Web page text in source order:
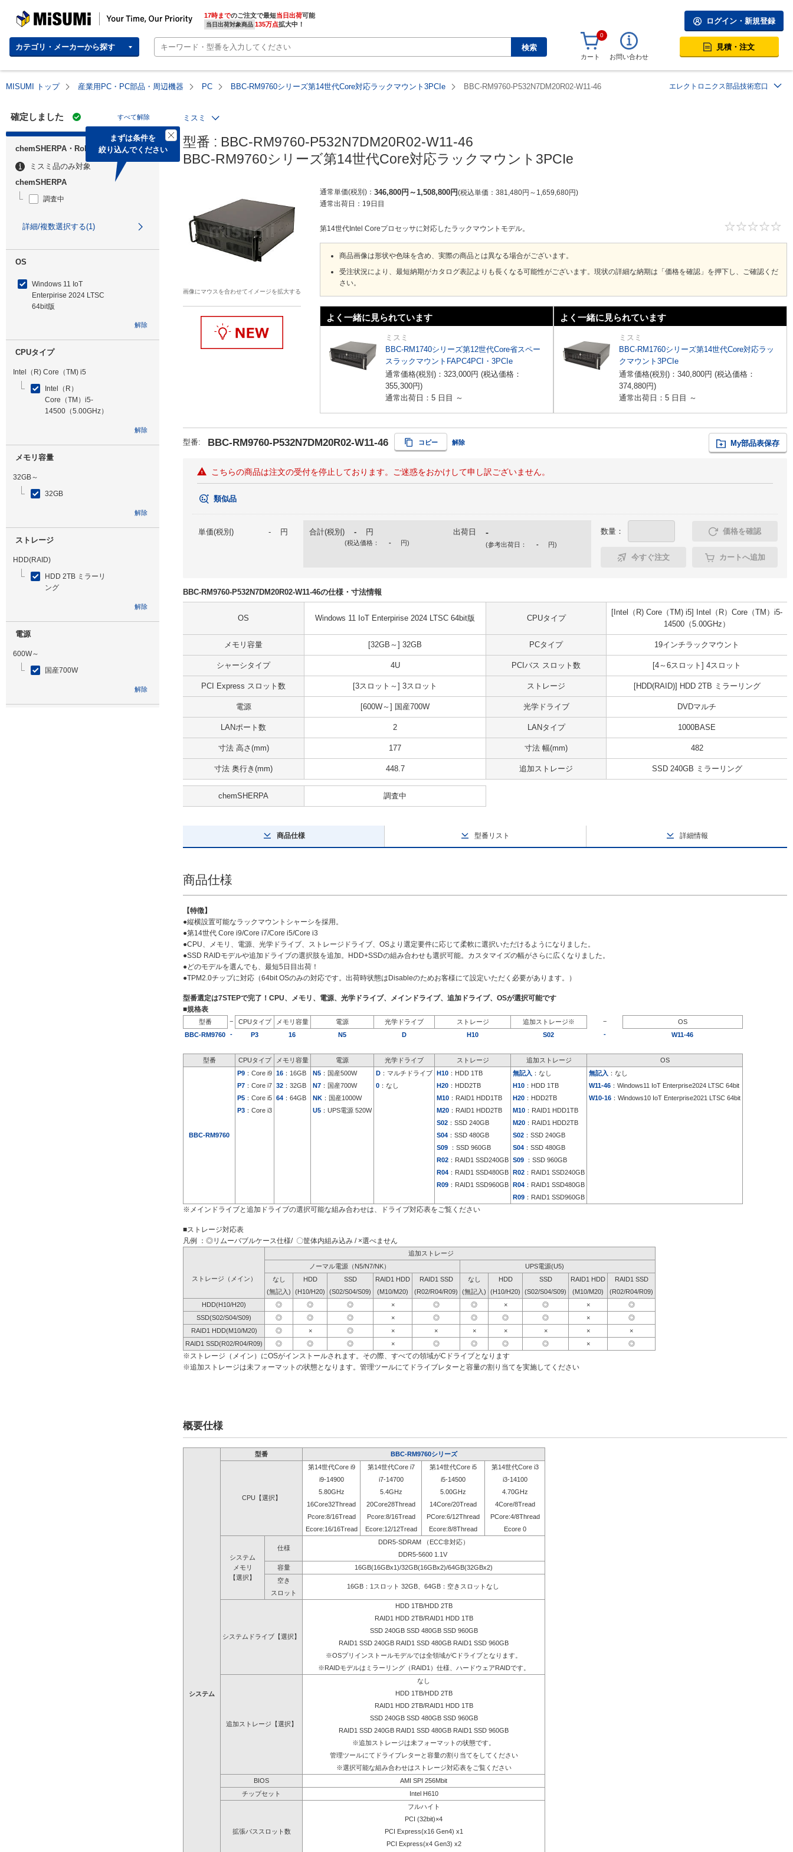
MISUMI | Your Time, Our Priority 17時までのご注文で最短当日出荷
当日出荷対象商品 135万点拡大中！
カテゴリ・メーカーから探す 検索
ログイン・新規登録
0
カート お問い合わせ
見積・注文
MISUMI トップ 産業用PC・PC部品・周辺機器 PC BBC-RM9760シリーズ第14世代Core対応ラックマウント3PCIe BBC-RM9760-P532N7DM20R02-W11-46 エレクトロニクス部品技術窓口
確定しました すべて解除
まずは条件を
絞り込んでください
chemSHERPA・RoHS
ミスミ品のみ対象
chemSHERPA
調査中
詳細/複数選択する(1)
OS
Windows 11 IoT
Enterpirise 2024 LTSC
64bit版
解除
CPUタイプ
Intel（R) Core（TM) i5
Intel（R）
Core（TM）i5-
14500（5.00GHz）
解除
メモリ容量
32GB～
32GB
解除
ストレージ
HDD(RAID)
HDD 2TB ミラーリ
ング
解除
電源
600W～
国産700W
解除
ミスミ
型番 : BBC-RM9760-P532N7DM20R02-W11-46
BBC-RM9760シリーズ第14世代Core対応ラックマウント3PCIe
画像にマウスを合わせてイメージを拡大する
通常単価(税別) 346,800円 ～1,508,800円 税込単価 381,480円 ～ 1,659,680円
通常出荷日： 19日目
第14世代Intel Coreプロセッサに対応したラックマウントモデル。
商品画像は形状や色味を含め、実際の商品とは異なる場合がございます。
受注状況により、最短納期がカタログ表記よりも長くなる可能性がございます。現状の詳細な納期は「価格を確認」を押下し、ご確認くだ
さい。
よく一緒に見られています
ミスミ
BBC-RM1740シリーズ第12世代Core省スペー
スラックマウントFAPC4PCI・3PCIe
通常価格(税別)： 323,000円 (税込価格：
355,300円)
通常出荷日：5 日目 ～
よく一緒に見られています
ミスミ
BBC-RM1760シリーズ第14世代Core対応ラッ
クマウント3PCIe
通常価格(税別)： 340,800円 (税込価格：
374,880円)
通常出荷日：5 日目 ～
型番: BBC-RM9760-P532N7DM20R02-W11-46 コピー 解除 My部品表保存
こちらの商品は注文の受付を停止しております。ご迷惑をおかけして申し訳ございません。
類似品
単価(税別) - 円 合計(税別) - 円
(税込価格： - 円)
出荷日 -
(参考出荷日： - 円)
数量： 価格を確認
今すぐ注文 カートへ追加
BBC-RM9760-P532N7DM20R02-W11-46の仕様・寸法情報
OS Windows 11 IoT Enterpirise 2024 LTSC 64bit版 CPUタイプ
[Intel（R) Core（TM) i5] Intel（R）Core（TM）i5-
14500（5.00GHz）
メモリ容量 [32GB～] 32GB PCタイプ 19インチラックマウント
シャーシタイプ 4U PCIバス スロット数 [4～6スロット] 4スロット
PCI Express スロット数 [3スロット～] 3スロット ストレージ [HDD(RAID)] HDD 2TB ミラーリング
電源 [600W～] 国産700W 光学ドライブ DVDマルチ
LANポート数 2 LANタイプ 1000BASE
寸法 高さ(mm) 177 寸法 幅(mm) 482
寸法 奥行き(mm) 448.7 追加ストレージ SSD 240GB ミラーリング
chemSHERPA 調査中
商品仕様 型番リスト 詳細情報
商品仕様
【特徴】
●縦横設置可能なラックマウントシャーシを採用。
●第14世代 Core i9/Core i7/Core i5/Core i3
●CPU、メモリ、電源、光学ドライブ、ストレージドライブ、OSより選定要件に応じて柔軟に選択いただけるようになりました。
●SSD RAIDモデルや追加ドライブの選択肢を追加。HDD+SSDの組み合わせも選択可能。カスタマイズの幅がさらに広くなりました。
●どのモデルを選んでも、最短5日目出荷！
●TPM2.0チップに対応（64bit OSのみの対応です。出荷時状態はDisableのためお客様にて設定いただく必要があります。）
型番選定は7STEPで完了！CPU、メモリ、電源、光学ドライブ、メインドライブ、追加ドライブ、OSが選択可能です
■規格表
型番 − CPUタイプ メモリ容量 電源 光学ドライブ ストレージ 追加ストレージ※ −
OS
BBC-RM9760
- P3 16 N5 D H10 S02 - W11-46
型番 CPUタイプ メモリ容量 電源 光学ドライブ ストレージ 追加ストレージ OS
BBC-RM9760
P9 ：Core i9 16 ：16GB N5 ：国産500W D ：マルチドライブ H10 ：HDD 1TB 無記入 ：なし 無記入 ：なし
P7 ：Core i7 32 ：32GB N7 ：国産700W 0 ：なし H20 ：HDD2TB H10 ：HDD 1TB W11-46 ：Windows11 IoT Enterprise2024 LTSC 64bit
P5 ：Core i5 64 ：64GB NK ：国産1000W M10 ：RAID1 HDD1TB H20 ：HDD2TB W10-16 ：Windows10 IoT Enterprise2021 LTSC 64bit
P3 ：Core i3 U5 ：UPS電源 520W M20 ：RAID1 HDD2TB M10 ：RAID1 HDD1TB
S02 ：SSD 240GB M20 ：RAID1 HDD2TB
S04 ：SSD 480GB S02 ：SSD 240GB
S09 ：SSD 960GB S04 ：SSD 480GB
R02 ：RAID1 SSD240GB S09 ：SSD 960GB
R04 ：RAID1 SSD480GB R02 ：RAID1 SSD240GB
R09 ：RAID1 SSD960GB R04 ：RAID1 SSD480GB
R09 ：RAID1 SSD960GB
※メインドライブと追加ドライブの選択可能な組み合わせは、ドライブ対応表をご覧ください
■ストレージ対応表
凡例 ：◎リムーバブルケース仕様/ 〇筐体内組み込み / ×選べません
追加ストレージ
ノーマル電源（N5/N7/NK）
UPS電源(U5)
ストレージ（メイン）
なし HDD SSD RAID1 HDD RAID1 SSD なし HDD SSD RAID1 HDD
RAID1 SSD
(無記入)
(H10/H20) (S02/S04/S09) (M10/M20) (R02/R04/R09) (無記入) (H10/H20) (S02/S04/S09) (M10/M20)
(R02/R04/R09)
HDD(H10/H20)
◎ ◎ ◎ × ◎ ◎ × ◎ ×
◎
SSD(S02/S04/S09)
◎ ◎ ◎ × ◎ ◎ ◎ ◎ ×
◎
RAID1 HDD(M10/M20)
◎ × ◎ × × × × × ×
×
RAID1 SSD(R02/R04/R09)
◎ ◎ ◎ × ◎ ◎ ◎ ◎ × ◎
※ストレージ（メイン）にOSがインストールされます。その際、すべての領域がCドライブとなります
※追加ストレージは未フォーマットの状態となります。管理ツールにてドライブレターと容量の割り当てを実施してください
概要仕様
システム
型番 BBC-RM9760シリーズ
CPU【選択】
第14世代Core i9 第14世代Core i7 第14世代Core i5
第14世代Core i3
i9-14900
i7-14700 i5-14500
i3-14100
5.80GHz
5.4GHz 5.00GHz
4.70GHz
16Core32Thread
20Core28Thread 14Core/20Tread
4Core/8Tread
Pcore:8/16Tread
Pcore:8/16Tread PCore:6/12Thread
PCore:4/8Thread
Ecore:16/16Tread
Ecore:12/12Tread Ecore:8/8Thread Ecore 0
システム
メモリ
【選択】
仕様
DDR5-SDRAM （ECC非対応）
DDR5-5600 1.1V
容量
16GB(16GBx1)/32GB(16GBx2)/64GB(32GBx2)
空き
16GB：1スロット 32GB、64GB：空きスロットなし
スロット
システムドライブ【選択】
HDD 1TB/HDD 2TB
RAID1 HDD 2TB/RAID1 HDD 1TB
SSD 240GB SSD 480GB SSD 960GB
RAID1 SSD 240GB RAID1 SSD 480GB RAID1 SSD 960GB
※OSプリインストールモデルでは全領域がCドライブとなります。
※RAIDモデルはミラーリング（RAID1）仕様、ハードウェアRAIDです。
追加ストレージ【選択】
なし
HDD 1TB/HDD 2TB
RAID1 HDD 2TB/RAID1 HDD 1TB
SSD 240GB SSD 480GB SSD 960GB
RAID1 SSD 240GB RAID1 SSD 480GB RAID1 SSD 960GB
※追加ストレージは未フォーマットの状態です。
管理ツールにてドライブレターと容量の割り当てをしてください
※選択可能な組み合わせはストレージ対応表をご覧ください
BIOS
AMI SPI 256Mbit
チップセット
Intel H610
拡張バススロット数
フルハイト
PCI (32bit)×4
PCI Express(x16 Gen4) x1
PCI Express(x4 Gen3) x2